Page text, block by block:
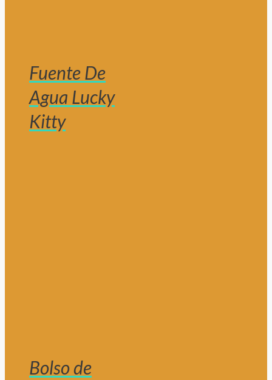
Fuente De
Agua Lucky
Kitty
Bolso de